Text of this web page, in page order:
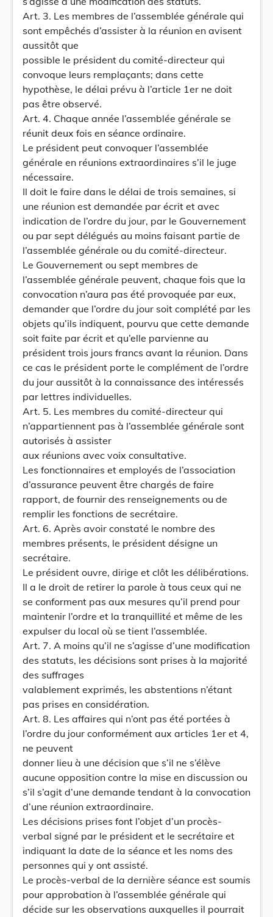
Art. 3. Les membres de l’assemblée générale qui
sont empêchés d’assister à la réunion en avisent
aussitôt que
possible le président du comité-directeur qui
convoque leurs remplaçants; dans cette
hypothèse, le délai prévu à l’article 1er ne doit
pas être observé.
Art. 4. Chaque année l’assemblée générale se
réunit deux fois en séance ordinaire.
Le président peut convoquer l’assemblée
générale en réunions extraordinaires s’il le juge
nécessaire.
Il doit le faire dans le délai de trois semaines, si
une réunion est demandée par écrit et avec
indication de l’ordre du jour, par le Gouvernement
ou par sept délégués au moins faisant partie de
l’assemblée générale ou du comité-directeur.
Le Gouvernement ou sept membres de
l’assemblée générale peuvent, chaque fois que la
convocation n’aura pas été provoquée par eux,
demander que l’ordre du jour soit complété par les
objets qu’ils indiquent, pourvu que cette demande
soit faite par écrit et qu’elle parvienne au
président trois jours francs avant la réunion. Dans
ce cas le président porte le complément de l’ordre
du jour aussitôt à la connaissance des intéressés
par lettres individuelles.
Art. 5. Les membres du comité-directeur qui
n’appartiennent pas à l’assemblée générale sont
autorisés à assister
aux réunions avec voix consultative.
Les fonctionnaires et employés de l’association
d’assurance peuvent être chargés de faire
rapport, de fournir des renseignements ou de
remplir les fonctions de secrétaire.
Art. 6. Après avoir constaté le nombre des
membres présents, le président désigne un
secrétaire.
Le président ouvre, dirige et clôt les délibérations.
Il a le droit de retirer la parole à tous ceux qui ne
se conforment pas aux mesures qu’il prend pour
maintenir l’ordre et la tranquillité et même de les
expulser du local où se tient l’assemblée.
Art. 7. A moins qu’il ne s’agisse d’une modification
des statuts, les décisions sont prises à la majorité
des suffrages
valablement exprimés, les abstentions n’étant
pas prises en considération.
Art. 8. Les affaires qui n’ont pas été portées à
l’ordre du jour conformément aux articles 1er et 4,
ne peuvent
donner lieu à une décision que s’il ne s’élève
aucune opposition contre la mise en discussion ou
s’il s’agit d’une demande tendant à la convocation
d’une réunion extraordinaire.
Les décisions prises font l’objet d’un procès-
verbal signé par le président et le secrétaire et
indiquant la date de la séance et les noms des
personnes qui y ont assisté.
Le procès-verbal de la dernière séance est soumis
pour approbation à l’assemblée générale qui
décide sur les observations auxquelles il pourrait